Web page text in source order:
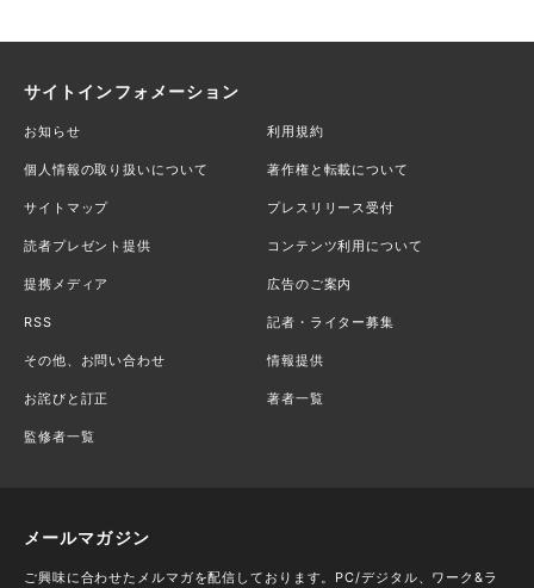
サイトインフォメーション
お知らせ 利用規約
個人情報の取り扱いについて 著作権と転載について
サイトマップ プレスリリース受付
読者プレゼント提供 コンテンツ利用について
提携メディア 広告のご案内
RSS 記者・ライター募集
その他、お問い合わせ 情報提供
お詫びと訂正 著者一覧
監修者一覧
メールマガジン
ご興味に合わせたメルマガを配信しております。PC/デジタル、ワーク&ラ